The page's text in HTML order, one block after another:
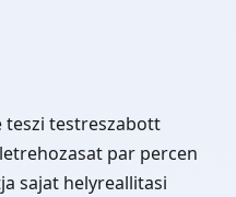
teszi testreszabott
par percen
sajat helyreallitasi